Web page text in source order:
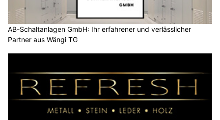
AB-Schaltanlagen GmbH: Ihr erfahrener und verlässlicher
Partner aus Wängi TG